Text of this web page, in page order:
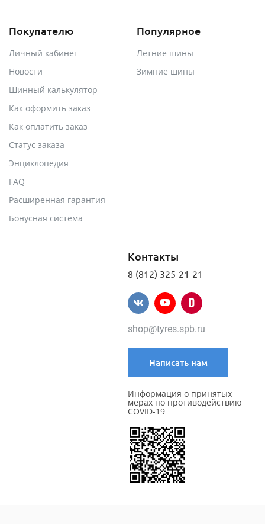
Покупателю
Личный кабинет
Новости
Шинный калькулятор
Как оформить заказ
Как оплатить заказ
Статус заказа
Энциклопедия
FAQ
Расширенная гарантия
Бонусная система
Популярное
Летние шины
Зимние шины
Контакты
8 (812) 325-21-21
shop@tyres.spb.ru
Написать нам
Информация о принятых
мерах по противодействию
COVID-19